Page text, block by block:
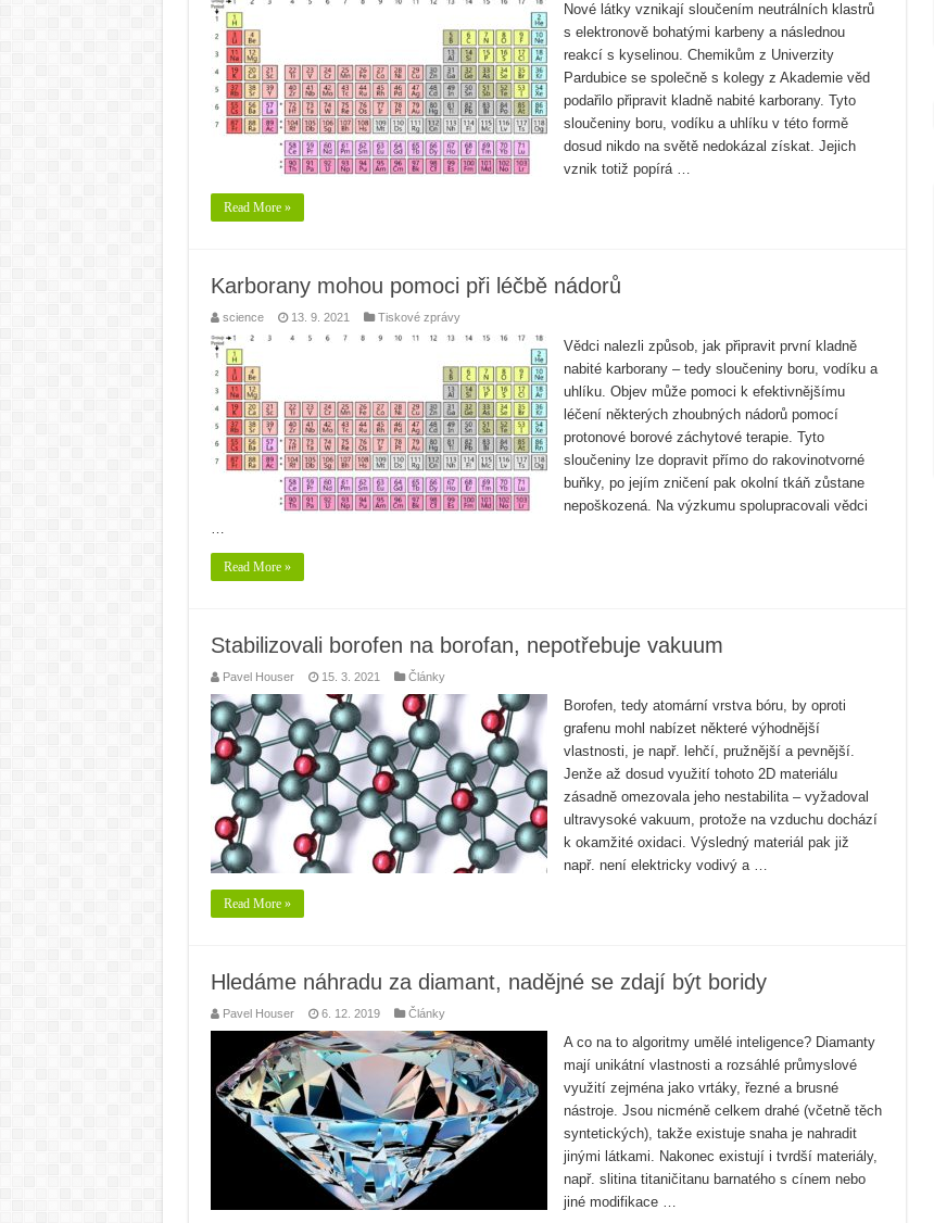
Nové látky vznikají sloučením neutrálních klastrů
s elektronově bohatými karbeny a následnou
reakcí s kyselinou. Chemikům z Univerzity
Pardubice se společně s kolegy z Akademie věd
podařilo připravit kladně nabité karborany. Tyto
sloučeniny boru, vodíku a uhlíku v této formě
dosud nikdo na světě nedokázal získat. Jejich
vznik totiž popírá …
Read More »
Karborany mohou pomoci při léčbě nádorů
science 13. 9. 2021 Tiskové zprávy
Vědci nalezli způsob, jak připravit první kladně
nabité karborany – tedy sloučeniny boru, vodíku a
uhlíku. Objev může pomoci k efektivnějšímu
léčení některých zhoubných nádorů pomocí
protonové borové záchytové terapie. Tyto
sloučeniny lze dopravit přímo do rakovinotvorné
buňky, po jejím zničení pak okolní tkáň zůstane
nepoškozená. Na výzkumu spolupracovali vědci
…
Read More »
Stabilizovali borofen na borofan, nepotřebuje vakuum
Pavel Houser 15. 3. 2021 Články
Borofen, tedy atomární vrstva bóru, by oproti
grafenu mohl nabízet některé výhodnější
vlastnosti, je např. lehčí, pružnější a pevnější.
Jenže až dosud využití tohoto 2D materiálu
zásadně omezovala jeho nestabilita – vyžadoval
ultravysoké vakuum, protože na vzduchu dochází
k okamžité oxidaci. Výsledný materiál pak již
např. není elektricky vodivý a …
Read More »
Hledáme náhradu za diamant, nadějné se zdají být boridy
Pavel Houser 6. 12. 2019 Články
A co na to algoritmy umělé inteligence? Diamanty
mají unikátní vlastnosti a rozsáhlé průmyslové
využití zejména jako vrtáky, řezné a brusné
nástroje. Jsou nicméně celkem drahé (včetně těch
syntetických), takže existuje snaha je nahradit
jinými látkami. Nakonec existují i tvrdší materiály,
např. slitina titaničitanu barnatého s cínem nebo
jiné modifikace …